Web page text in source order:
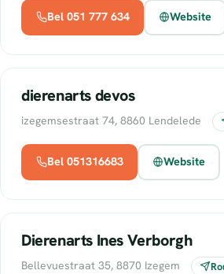
Bel 051 777 634 Website
dierenarts devos
izegemsestraat 74, 8860 Lendelede
Bel 051316683 Website
Dierenarts Ines Verborgh
Bellevuestraat 35, 8870 Izegem